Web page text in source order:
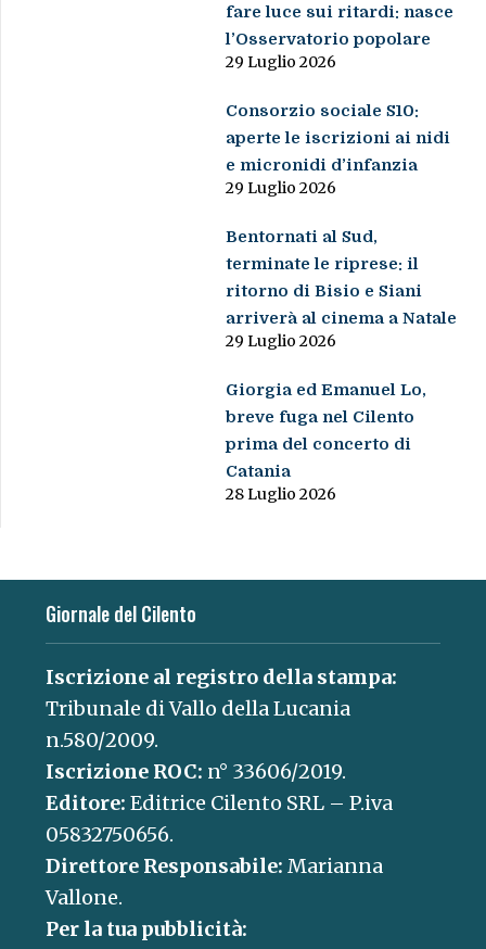
fare luce sui ritardi: nasce
l’Osservatorio popolare
29 Luglio 2026
Consorzio sociale S10:
aperte le iscrizioni ai nidi
e micronidi d’infanzia
29 Luglio 2026
Bentornati al Sud,
terminate le riprese: il
ritorno di Bisio e Siani
arriverà al cinema a Natale
29 Luglio 2026
Giorgia ed Emanuel Lo,
breve fuga nel Cilento
prima del concerto di
Catania
28 Luglio 2026
Giornale del Cilento
Iscrizione al registro della stampa:
Tribunale di Vallo della Lucania
n.580/2009.
Iscrizione ROC: n° 33606/2019.
Editore: Editrice Cilento SRL – P.iva
05832750656.
Direttore Responsabile: Marianna
Vallone.
Per la tua pubblicità: